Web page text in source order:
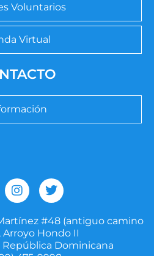
Voluntarios
Virtual
I
n
t
a
g
T
w
t
t
e
#48 (antiguo camino
Hondo II
Dominicana